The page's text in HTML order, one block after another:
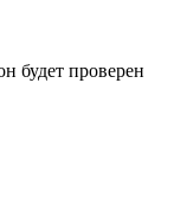
будет проверен